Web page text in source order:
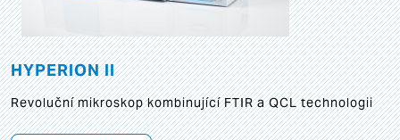
HYPERION II
Revoluční mikroskop kombinující FTIR a QCL technologii